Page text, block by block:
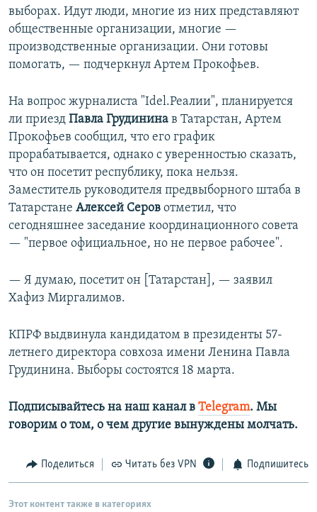
выборах. Идут люди, многие из них представляют
общественные организации, многие —
производственные организации. Они готовы
помогать, — подчеркнул Артем Прокофьев.
На вопрос журналиста "Idel.Реалии", планируется
ли приезд Павла Грудинина в Татарстан, Артем
Прокофьев сообщил, что его график
прорабатывается, однако с уверенностью сказать,
что он посетит республику, пока нельзя.
Заместитель руководителя предвыборного штаба в
Татарстане Алексей Серов отметил, что
сегодняшнее заседание координационного совета
— "первое официальное, но не первое рабочее".
— Я думаю, посетит он [Татарстан], — заявил
Хафиз Миргалимов.
КПРФ выдвинула кандидатом в президенты 57-
летнего директора совхоза имени Ленина Павла
Грудинина. Выборы состоятся 18 марта.
Подписывайтесь на наш канал в Telegram. Мы
говорим о том, о чем другие вынуждены молчать.
Поделиться Читать без VPN Подпишитесь
Этот контент также в категориях